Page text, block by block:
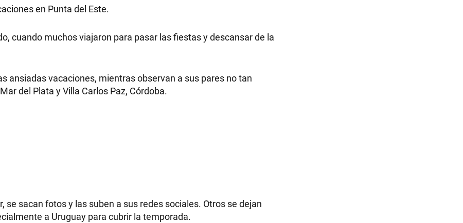
en Punta del Este.
cuando muchos viajaron para pasar las fiestas y descansar de la
ansiadas vacaciones, mientras observan a sus pares no tan
del Plata y Villa Carlos Paz, Córdoba.
se sacan fotos y las suben a sus redes sociales. Otros se dejan
a Uruguay para cubrir la temporada.
HORÓSCOPO